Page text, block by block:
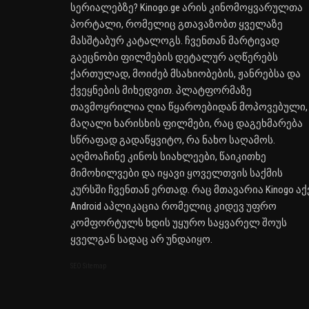
სერიალებზე? Kinogo.ge არის კინომოყვარულთა
პორტალი, რომელიც გთავაზობთ ყველაზე
მასშტაბურ კატალოგს. ჩვენთან მარტივად
გაეცნობი ფილმების დეტალურ აღწერებს
ქართულად, მოიძებ მსახიობების, ჟანრებსა და
ქვეყნების მიხედვით. პლატფორმაზე
თავმოყრილია ღია წყაროებიდან მოპოვებული,
მაღალი ხარისხის ფილმები, რაც დაგეხმარება
სწრაფად გადაწყვიტო, რა ნახო საღამოს.
აღმოაჩინე კინოს სიახლეები, წაიკითხე
მიმოხილვები და იყავი ყოველთვის საქმის
კურსში ჩვენთან ერთად. რაც მთავარია Kinogo
Android აპლიკაცია რომელიც კიდევ უფრო
კომფორტულს ხდის უყურო საყვარელ შოუს
ყველგან სადაც არ უნდაიყო.